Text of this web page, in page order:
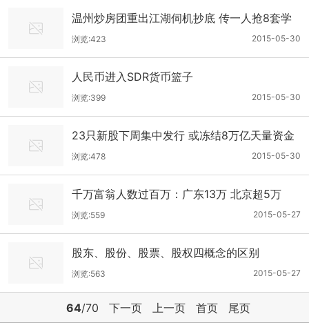
温州炒房团重出江湖伺机抄底 传一人抢8套学
区房
2015-05-30
浏览:423
人民币进入SDR货币篮子
2015-05-30
浏览:399
23只新股下周集中发行 或冻结8万亿天量资金
2015-05-30
浏览:478
千万富翁人数过百万：广东13万 北京超5万
2015-05-27
浏览:559
股东、股份、股票、股权四概念的区别
2015-05-27
浏览:563
64/70 下一页 上一页 首页 尾页